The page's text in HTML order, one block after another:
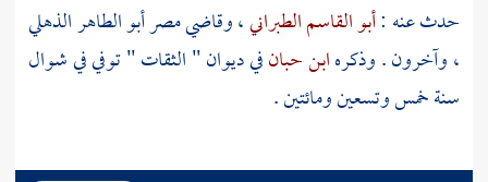
حدث عنه :أبو القاسم الطبراني، وقاضيمصرأبو الطاهر الذهلي
، وآخرون . وذكرهابن حبانفي ديوان " الثقات " توفي في شوال
سنة خمس وتسعين ومائتين .